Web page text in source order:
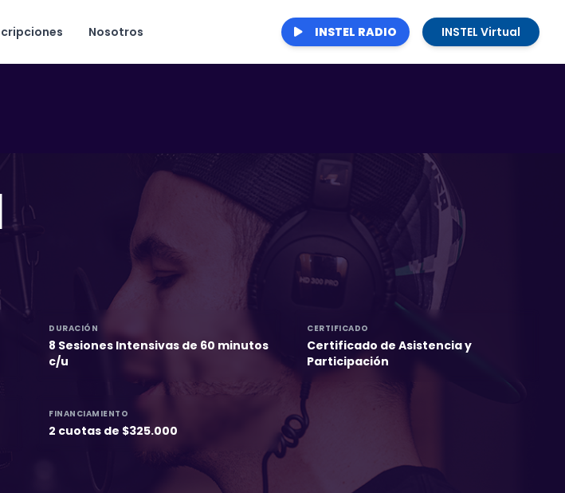
Nosotros INSTEL RADIO INSTEL Virtual
DURACIÓN
8 Sesiones Intensivas de 60 minutos
c/u
CERTIFICADO
Certificado de Asistencia y
Participación
FINANCIAMIENTO
2 cuotas de $325.000